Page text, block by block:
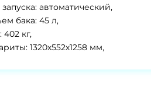
автоматический,
бака: 45 л,
402 кг,
1320х552х1258 мм,